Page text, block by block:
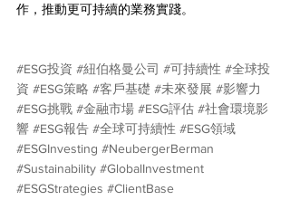
作，推動更可持續的業務實踐。
#ESG投資 #紐伯格曼公司 #可持續性 #全球投
資 #ESG策略 #客戶基礎 #未來發展 #影響力
#ESG挑戰 #金融市場 #ESG評估 #社會環境影
響 #ESG報告 #全球可持續性 #ESG領域
#ESGInvesting #NeubergerBerman
#Sustainability #GlobalInvestment
#ESGStrategies #ClientBase